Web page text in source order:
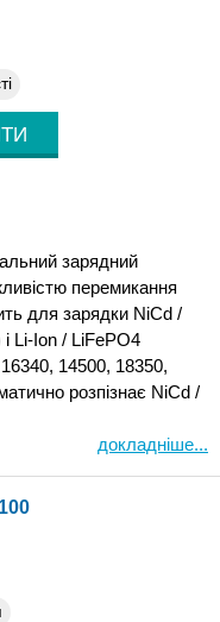
зарядний
перемикання
для зарядки NiCd /
Li-Ion / LiFePO4
16340, 14500, 18350,
розпізнає NiCd /
докладніше...